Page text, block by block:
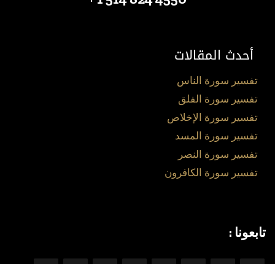
أحدث المقالات
تفسير سورة الناس
تفسير سورة الفلق
تفسير سورة الإخلاص
تفسير سورة المسد
تفسير سورة النصر
تفسير سورة الكافرون
تابعونا :